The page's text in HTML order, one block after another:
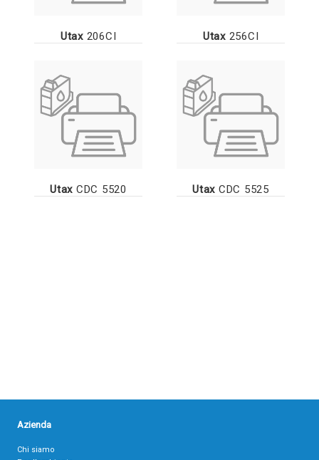
Utax206CI Utax256CI
Utax CDC 5520 Utax CDC 5525
Azienda
Chi siamo